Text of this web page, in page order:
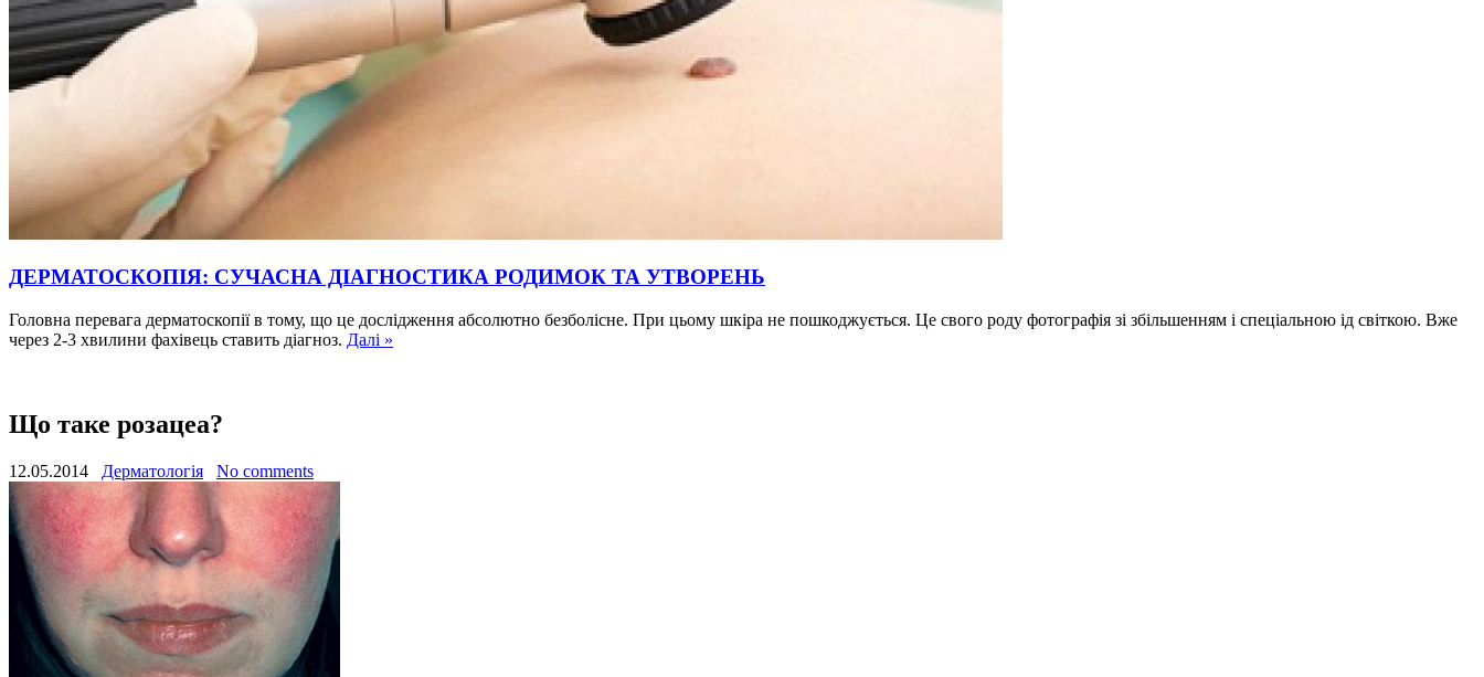
ДЕРМАТОСКОПІЯ: СУЧАСНА ДІАГНОСТИКА РОДИМОК ТА УТВОРЕНЬ
Головна перевага дерматоскопії в тому, що це дослідження абсолютно безболісне. При цьому шкіра не пошкоджується. Це свого роду фотографія зі збільшенням і спеціальною ід світкою. Вже
через 2-3 хвилини фахівець ставить діагноз. Далі »
Що таке розацеа?
12.05.2014 Дерматологія No comments